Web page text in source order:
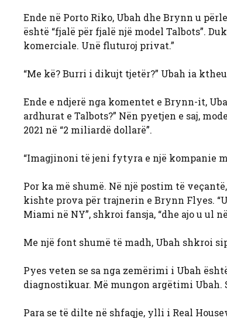
Ende në Porto Riko, Ubah dhe Brynn u
është “fjalë për fjalë një model Talbots”.
komerciale. Unë fluturoj privat.”
“Me kë? Burri i dikujt tjetër?” Ubah ia
Ende e ndjerë nga komentet e Brynn-it,
ardhurat e Talbots?” Nën pyetjen e saj,
2021 në “2 miliardë dollarë”.
“Imagjinoni të jeni fytyra e një kompanie
Por ka më shumë. Në një postim të
kishte prova për trajnerin e Brynn Flyes.
Miami në NY”, shkroi fansja, “dhe ajo u ul
Me një font shumë të madh, Ubah shkroi
Pyes veten se sa nga zemërimi i Ubah
diagnostikuar. Më mungon argëtimi Ubah.
Para se të dilte në shfaqje, ylli i Real